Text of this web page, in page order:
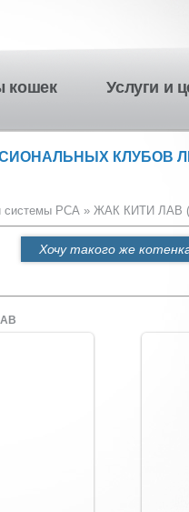
кошек Услуги и
системы PCA » ЖАК КИТИ ЛАВ
Хочу такого же